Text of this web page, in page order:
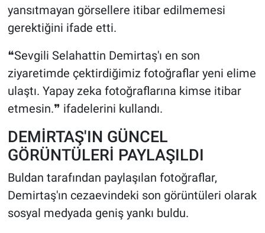
yansıtmayan görsellere itibar edilmemesi
gerektiğini ifade etti.
❝Sevgili Selahattin Demirtaş'ı en son
ziyaretimde çektirdiğimiz fotoğraflar yeni elime
ulaştı. Yapay zeka fotoğraflarına kimse itibar
etmesin.❞ ifadelerini kullandı.
DEMİRTAŞ'IN GÜNCEL
GÖRÜNTÜLERİ PAYLAŞILDI
Buldan tarafından paylaşılan fotoğraflar,
Demirtaş'ın cezaevindeki son görüntüleri olarak
sosyal medyada geniş yankı buldu.